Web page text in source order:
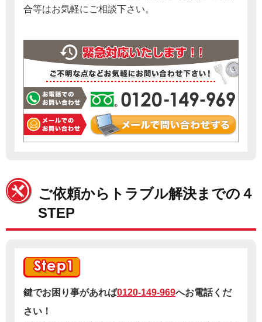
合等はお気軽にご相談下さい。
ご依頼からトラブル解決までの４
STEP
鍵でお困り事があれば0120-149-969へお電話くだ
さい！